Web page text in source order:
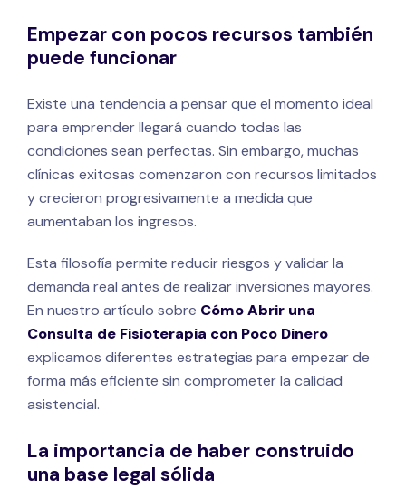
Empezar con pocos recursos también
puede funcionar
Existe una tendencia a pensar que el momento ideal
para emprender llegará cuando todas las
condiciones sean perfectas. Sin embargo, muchas
clínicas exitosas comenzaron con recursos limitados
y crecieron progresivamente a medida que
aumentaban los ingresos.
Esta filosofía permite reducir riesgos y validar la
demanda real antes de realizar inversiones mayores.
En nuestro artículo sobre Cómo Abrir una
Consulta de Fisioterapia con Poco Dinero
explicamos diferentes estrategias para empezar de
forma más eficiente sin comprometer la calidad
asistencial.
La importancia de haber construido
una base legal sólida